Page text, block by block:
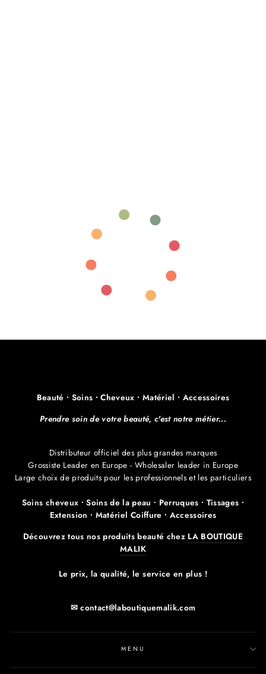
Beauté ∙ Soins ∙ Cheveux ∙ Matériel ∙ Accessoires
Prendre soin de votre beauté, c'est notre métier...
Distributeur officiel des plus grandes marques
Grossiste Leader en Europe - Wholesaler leader in Europe
Large choix de produits pour les professionnels et les particuliers
Soins cheveux ∙ Soins de la peau ∙ Perruques ∙ Tissages ∙
Extension ∙ Matériel Coiffure ∙ Accessoires
Découvrez tous nos produits beauté chez LA BOUTIQUE
MALIK
Le prix, la qualité, le service en plus !
✉ contact@laboutiquemalik.com
MENU